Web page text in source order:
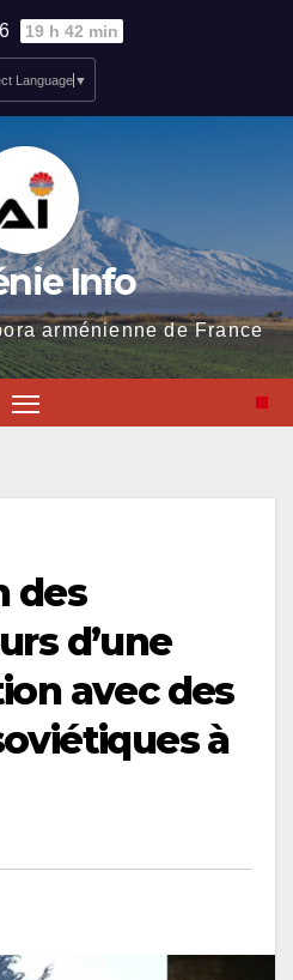
19 h 42 min
Language ▼
Info
arménienne de France
des
d’une
avec des
à